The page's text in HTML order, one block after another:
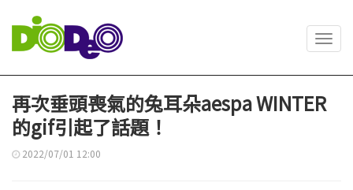
再次垂頭喪氣的兔耳朵aespa WINTER
的gif引起了話題！
2022/07/01 12:00